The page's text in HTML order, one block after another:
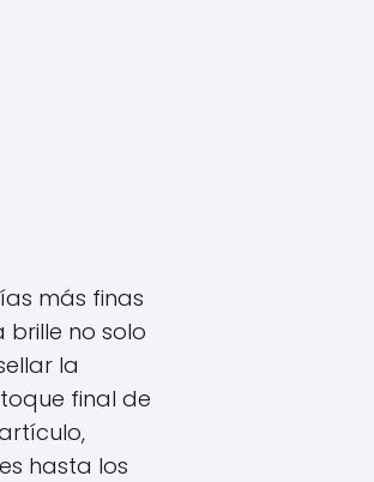
más finas
no solo
la
final de
hasta los